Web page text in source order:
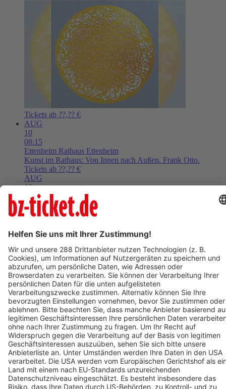
Tickets ab ??,?? €
AUG
10
08:15
Ettenheim Rathaus Ettenheim
Kunst im Rathaus: Von Innen nach Außen. Frank Otto.
Tickets ab ??,?? €
AUG
10
Mo, 08:15
Ettenheim Rathaus Ettenheim
Kunst im Rathaus: Von Innen nach Außen. Frank Otto.
BZ-Card
Freiburg im Breisgau
Drei Haselnüsse für Aschenbrödel